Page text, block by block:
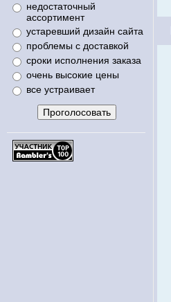
недостаточный
ассортимент
устаревший дизайн сайта
проблемы с доставкой
сроки исполнения заказа
очень высокие цены
все устраивает